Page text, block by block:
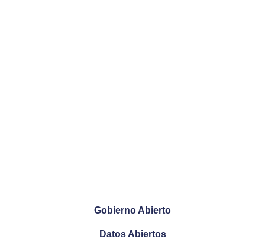
Gobierno Abierto
Datos Abiertos